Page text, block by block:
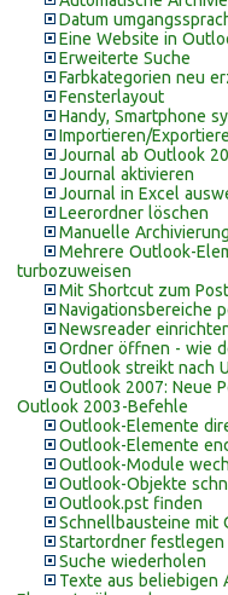
Datum
Eine Website in
Erweiterte Suche
Farbkategorien neu
Fensterlayout
Handy, Smartphone
Importieren/
Journal ab Outlook
Journal aktivieren
Journal in Excel
Leerordner löschen
Manuelle Archivierung
Mehrere Outlook-
turbozuweisen
Mit Shortcut zum
Navigationsbereiche
Newsreader
Ordner öffnen - wie
Outlook streikt nach
Outlook 2007: Neue
Outlook 2003-Befehle
Outlook-Elemente
Outlook-Elemente
Outlook-Module
Outlook-Objekte
Outlook.pst finden
Schnellbausteine mit
Startordner festlegen
Suche wiederholen
Texte aus beliebigen